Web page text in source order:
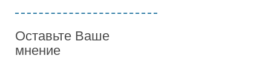
Оставьте Ваше
мнение